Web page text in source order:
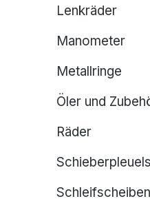
Lenkräder
Manometer
Metallringe
Öler und
Räder
Schleifscheiben